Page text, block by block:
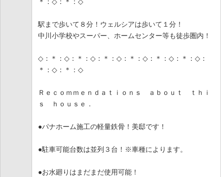
＊：◇：＊：◇
駅まで歩いて８分！ウェルシアは歩いて１分！
中川小学校やスーパー、ホームセンター等も徒歩圏内！
◇：＊：◇：＊：◇：＊：◇：＊：◇：＊：◇：＊：◇：
＊：◇：＊：◇
Ｒｅｃｏｍｍｅｎｄａｔｉｏｎｓ ａｂｏｕｔ ｔｈｉ
ｓ ｈｏｕｓｅ．
●パナホーム施工の軽量鉄骨！美邸です！
●駐車可能台数は並列３台！※車種によります。
●お水廻りはまだまだ使用可能！